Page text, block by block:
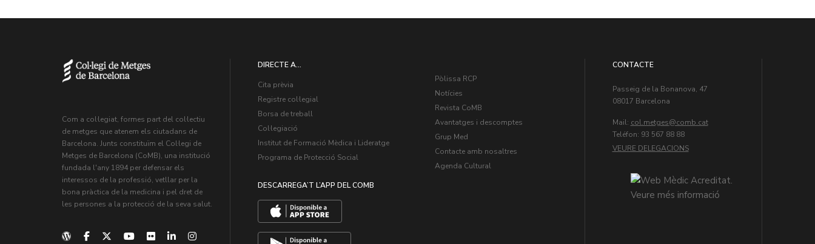
Com a col·legiat, formes part del col·lectiu
de metges que atenem els ciutadans de
Barcelona. Junts constituïm el Col·legi de
Metges de Barcelona (CoMB), una institució
fundada l'any 1894 per defensar els
interessos de la professió, vetllar per la
bona pràctica de la medicina i pel dret de
les persones a la protecció de la seva salut.
DIRECTE A...
Cita prèvia
Registre col·legial
Borsa de treball
Col·legiació
Institut de Formació Mèdica i Lideratge
Programa de Protecció Social
DESCARREGA’T L’APP DEL COMB
Pòlissa RCP
Notícies
Revista CoMB
Avantatges i descomptes
Grup Med
Contacte amb nosaltres
Agenda Cultural
CONTACTE
Passeig de la Bonanova, 47
08017 Barcelona
Mail: col.metges
Teléfon: 93 567 88 88
VEURE DELEGACIONS